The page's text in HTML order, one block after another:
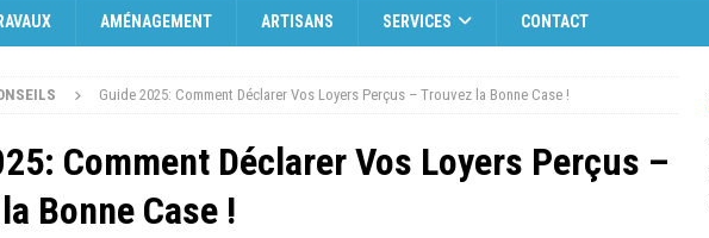
AMÉNAGEMENT ARTISANS SERVICES CONTACT
Guide 2025: Comment Déclarer Vos Loyers Perçus – Trouvez la Bonne Case !
Comment Déclarer Vos Loyers Perçus –
Bonne Case !